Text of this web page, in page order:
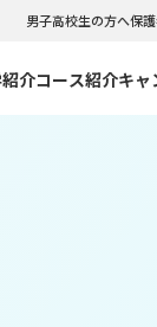
男子高校生の方へ保
介コース紹介キャ